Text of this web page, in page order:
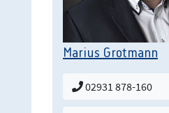
Marius Grotmann
02931 878-160